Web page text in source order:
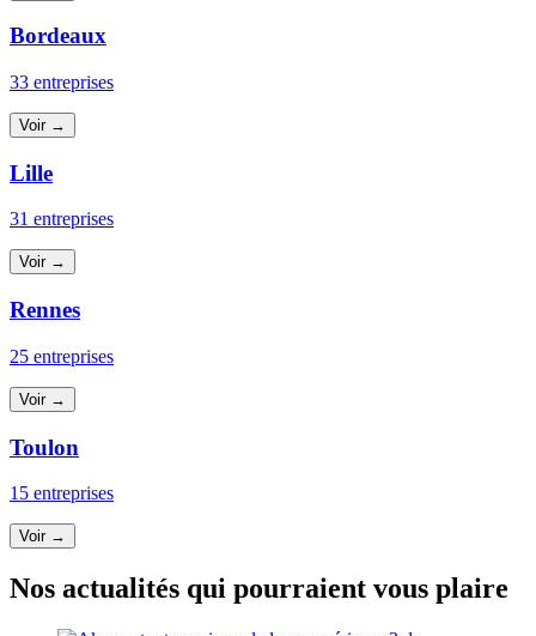
Bordeaux
33 entreprises
Voir →
Lille
31 entreprises
Voir →
Rennes
25 entreprises
Voir →
Toulon
15 entreprises
Voir →
Nos actualités qui pourraient vous plaire